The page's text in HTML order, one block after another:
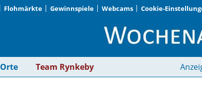
Flohmärkte Gewinnspiele Webcams Cookie-
Über Feiertage zu |
Orte Team Rynkeby